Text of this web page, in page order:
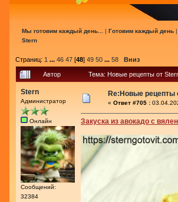
Мы готовим каждый день... | Готовим каждый день
Stern
Страниц: 1 ... 46 47 [48] 49 50 ... 58 Вниз
Автор Тема: Новые рецепты от
Stern
Администратор
Онлайн
Сообщений:
32384
Re:Новые рецепты
« Ответ #705 :
Закуска из авокадо с